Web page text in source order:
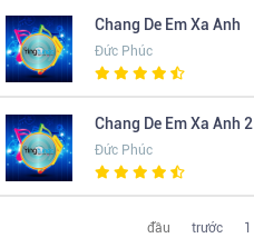
Chang De Em Xa Anh
Đức Phúc
Chang De Em Xa Anh 2
Đức Phúc
đầu trước 1